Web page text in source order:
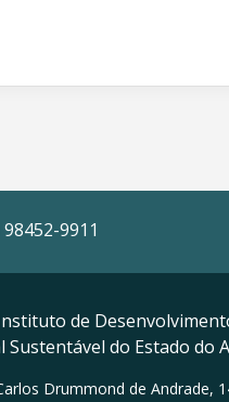
98452-9911
de
Sustentável do Estado do
Drummond de Andrade,